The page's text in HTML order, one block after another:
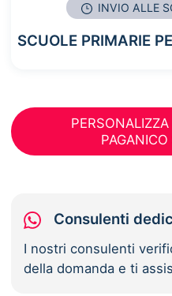
INVIO ALLE
SCUOLE PRIMARIE
Consulenti
I nostri consulenti
della domanda e ti